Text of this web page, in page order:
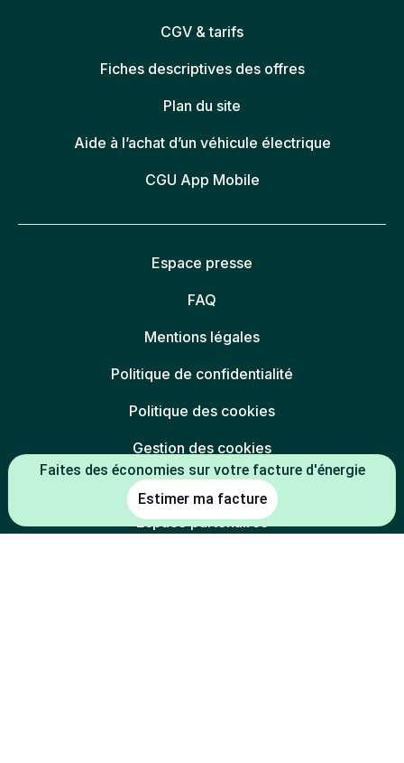
Faites des économies sur votre facture d'énergie
Estimer ma facture
CGV & tarifs
Fiches descriptives des offres
Plan du site
Aide à l’achat d’un véhicule électrique
CGU App Mobile
Espace presse
FAQ
Mentions légales
Politique de confidentialité
Politique des cookies
Gestion des cookies
Charte éthique
Espace partenaires